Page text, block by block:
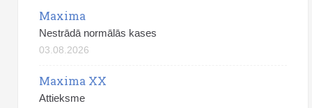
Maxima
Nestrādā normālās kases
03.08.2026
Maxima XX
Attieksme